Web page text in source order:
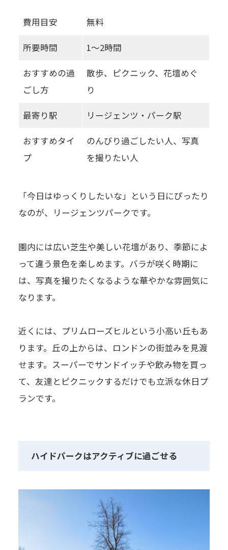
費用目安 無料
所要時間 1〜2時間
おすすめの過
ごし方
散歩、ピクニック、花壇めぐ
り
最寄り駅 リージェンツ・パーク駅
おすすめタイ
プ
のんびり過ごしたい人、写真
を撮りたい人
「今日はゆっくりしたいな」という日にぴったり
なのが、リージェンツパークです。
園内には広い芝生や美しい花壇があり、季節によ
って違う景色を楽しめます。バラが咲く時期に
は、写真を撮りたくなるような華やかな雰囲気に
なります。
近くには、プリムローズヒルという小高い丘もあ
ります。丘の上からは、ロンドンの街並みを見渡
せます。スーパーでサンドイッチや飲み物を買っ
て、友達とピクニックするだけでも立派な休日プ
ランです。
ハイドパークはアクティブに過ごせる